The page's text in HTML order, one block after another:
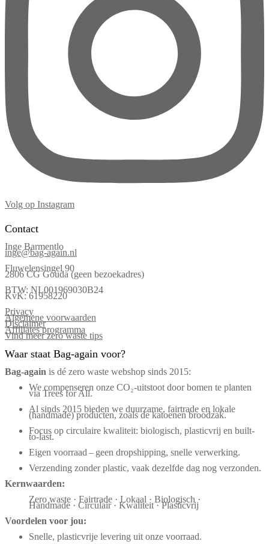
Volg op Instagram
Contact
Inge Barmentlo
inge@bag-again.nl
Fluwelensingel 90
2806 CG Gouda (geen bezoekadres)
BTW: NL001969030B24
KvK: 61958220
Privacy
Algemene voorwaarden
Disclaimer
Affiliates programma
Vind meer zero waste tips
Waar staat Bag-again voor?
Bag‑again is dé zero waste webshop sinds 2015:
We compenseren onze CO₂-uitstoot door bomen te planten
via Trees for All.
Al sinds 2015 bieden we duurzame, fairtrade en lokale
(handmade) producten, zoals de katoenen broodzak.
Focus op circulaire kwaliteit: biologisch, plasticvrij en built-
to-last.
Eigen voorraad – geen dropshipping, snelle verwerking.
Verzending zonder plastic, vaak dezelfde dag nog verzonden.
Kernwaarden:
Zero waste · Fairtrade · Lokaal · Biologisch ·
Handmade · Circulair · Kwaliteit · Plasticvrij
Voordelen voor jou:
Snelle, plasticvrije levering uit onze voorraad.